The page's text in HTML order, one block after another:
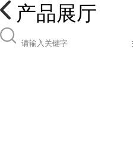
产品展厅